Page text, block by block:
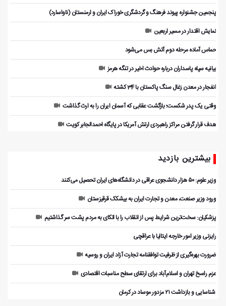
پنجمین جشنواره پیوند فرهنگ و گردشگر‌ی خوراک ایران و ارمنستان (ناواسارد)
نمایش اقتدار در مسیر اربعین
حماس آماده مرحله دوم آتش بس می‌شود
بیانیه سپاه پاسداران درباره حوادث اخیر در تنگه هرمز
انفجار در معدن زغال سنگ پاکستان با 34 کشته
وقتی یک پدر شکست؛ بازگشت عقابی که آسمان ایران را به ارث گذاشت
هدف قرار گرفتن مراکز راهبردی ارتش آمریکا در پایگاه احمدالجابر کویت
بیشترین بازدید
وزیر علوم: ۵۰ هزار دانشجوی عراقی در دانشگاه‌های ایران تحصیل می‌کنند
ورود وزیر صنعت، معدن و تجارت ایران به بیشکک قرقیزستان
پزشکیان: سخت‌ترین شرایط پس از انقلاب را با اتکای به مردم پشت سر گذاشتیم
رایزنی وزیر امور خارجه ایتالیا با عراقچی
ضرورت بهره‌گیری از ظرفیت توافقنامه تجارت آزاد ایران و روسیه
عزم راسخ تهران و اسلام‌آباد برای ارتقای سطح مناسبات اقتصادی
️ شناسایی و بازداشت ۲۱ مزدور موساد در کرمان